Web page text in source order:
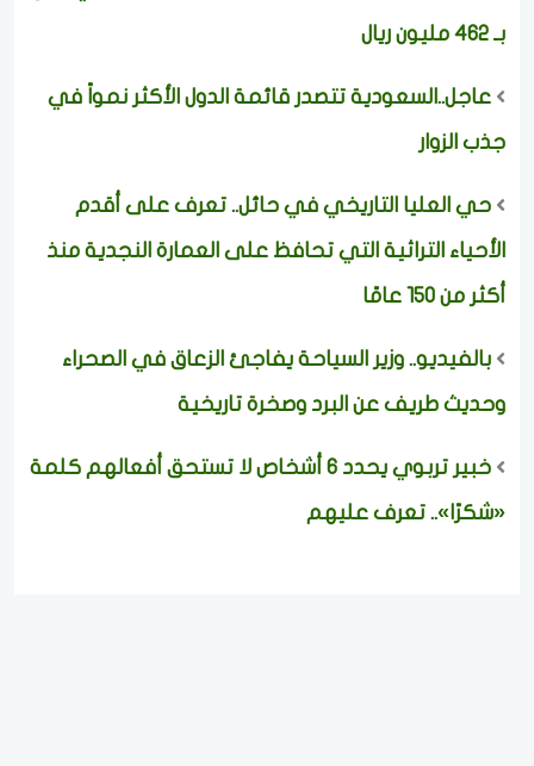
بـ 462 مليون ريال
عاجل..السعودية تتصدر قائمة الدول الأكثر نمواً في
جذب الزوار
حي العليا التاريخي في حائل.. تعرف على أقدم
الأحياء التراثية التي تحافظ على العمارة النجدية منذ
أكثر من 150 عامًا
بالفيديو.. وزير السياحة يفاجئ الزعاق في الصحراء
وحديث طريف عن البرد وصخرة تاريخية
خبير تربوي يحدد 6 أشخاص لا تستحق أفعالهم كلمة
«شكرًا».. تعرف عليهم